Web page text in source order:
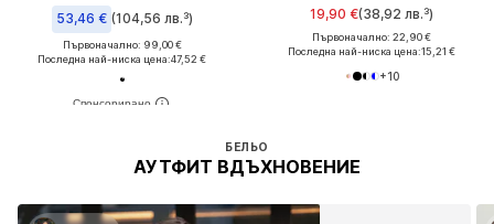
53,46 € (104,56 лв.³)
Първоначално: 99,00 €
Последна най-ниска цена:47,52 €
19,90 €(38,92 лв.³)
Първоначално: 22,90 €
Последна най-ниска цена:15,21 €
+10
БЕЛЬО
АУТФИТ ВДЪХНОВЕНИЕ